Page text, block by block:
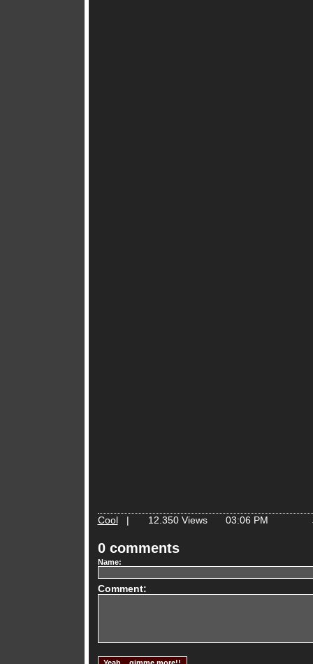
Cool| 12.350 Views 03:06 PM
0 comments
Name:
Comment: